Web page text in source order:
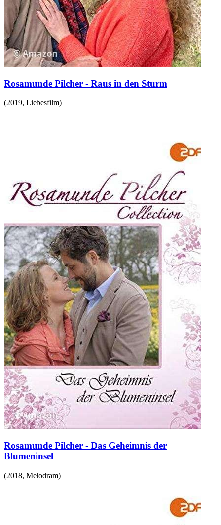
Rosamunde Pilcher - Raus in den Sturm
(2019, Liebesfilm)
Rosamunde Pilcher - Das Geheimnis der
Blumeninsel
(2018, Melodram)